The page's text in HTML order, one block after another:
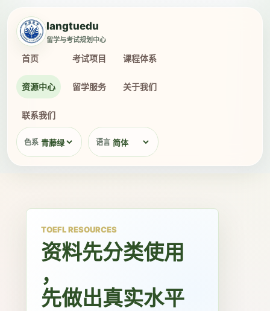
langtuedu
留学与考试规划中心
首页 考试项目 课程体系
资源中心 留学服务 关于我们
联系我们
色系 语言
TOEFL RESOURCES
资料先分类使用
，
先做出真实水平